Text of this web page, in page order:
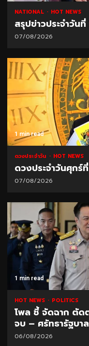
NATIONAL HOT NEWS
สรุปข่าวประจำวัน
07/08/2026
1 min read
ดวงประจำวัน HOT NEWS
ดวงประจำวันศุก
07/08/2026
1 min read
HOT NEWS POLITICS
โพล ชี้ จัดฉาก ตัด
จบ – ศรัทธารัฐบา
06/08/2026